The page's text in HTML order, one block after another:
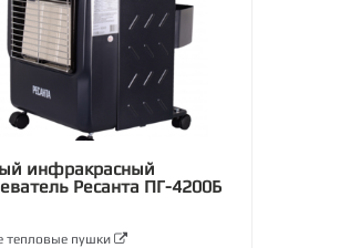
инфракрасный
Ресанта ПГ-4200Б
тепловые пушки